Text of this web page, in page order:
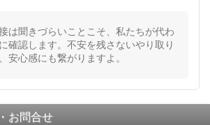
は聞きづらいことこそ、私たちが代わ
確認します。不安を残さないやり取り
安心感にも繋がりますよ。
お問合せ